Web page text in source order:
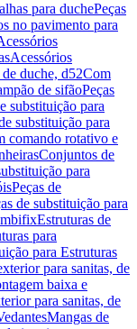
para duchePeças
no pavimento para
Acessórios
duche, d52Com
de sifãoPeças
substituição para
substituição para
comando rotativo e
Conjuntos de
para
Peças de
de substituição para
Estruturas de
para
para Estruturas
para sanitas, de
baixa e
para sanitas, de
Mangas de